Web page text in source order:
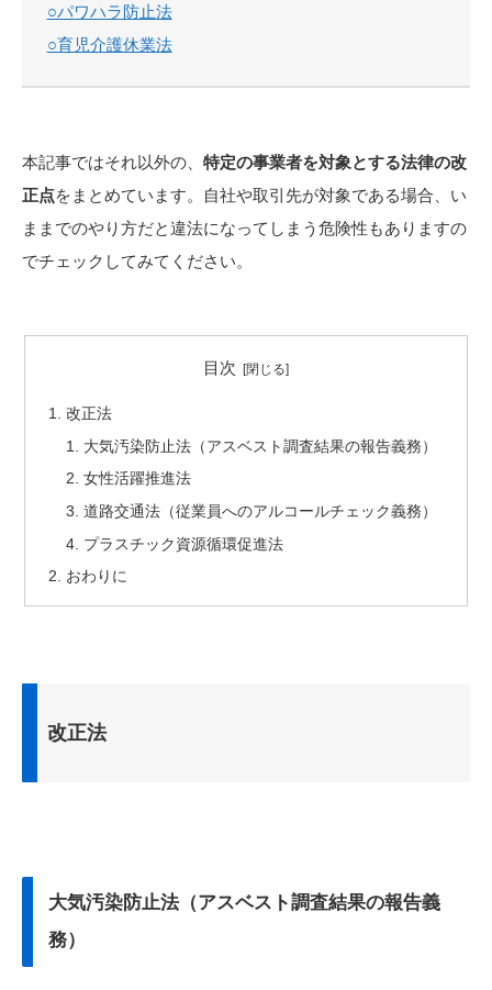
○パワハラ防止法
○育児介護休業法
本記事ではそれ以外の、 特定の事業者を対象とする法律の改
正点をまとめています。自社や取引先が対象である場合、い
ままでのやり方だと違法になってしまう危険性もありますの
でチェックしてみてください。
目次
改正法
大気汚染防止法（アスベスト調査結果の報告義務）
女性活躍推進法
道路交通法（従業員へのアルコールチェック義務）
プラスチック資源循環促進法
おわりに
改正法
大気汚染防止法（アスベスト調査結果の報告義
務）